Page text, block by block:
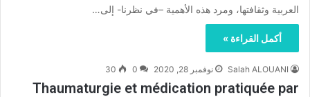
العربية وثقافتها، ومرد هذه الأهمية –في نظرنا- إلى…
أكمل القراءة »
Salah ALOUANI نوفمبر 28, 2020 0
30
Thaumaturgie et médication pratiquée par